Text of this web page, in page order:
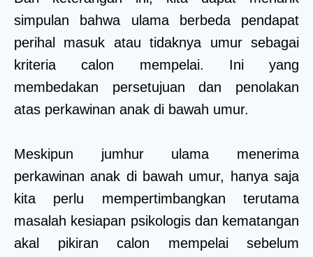
simpulan bahwa ulama berbeda pendapat
perihal masuk atau tidaknya umur sebagai
kriteria calon mempelai. Ini yang
membedakan persetujuan dan penolakan
atas perkawinan anak di bawah umur.
Meskipun jumhur ulama menerima
perkawinan anak di bawah umur, hanya saja
kita perlu mempertimbangkan terutama
masalah kesiapan psikologis dan kematangan
akal pikiran calon mempelai sebelum